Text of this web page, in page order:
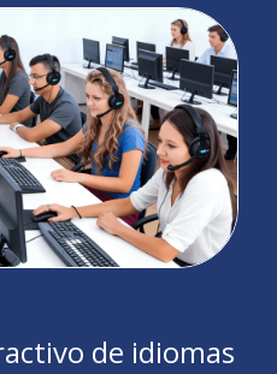
de idiomas